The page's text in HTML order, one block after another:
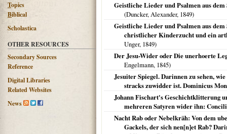
Topics
Biblical
Scholastica
OTHER RESOURCES
Secondary Sources
Reference
Digital Libraries
Related Websites
News
Geistliche Lieder und Psalmen aus
(Duncker, Alexander, 1849)
Geistliche Lieder und Psalmen aus dem
christlicher Kinderzucht und ein
Unger, 1849)
Der Jesu-Wider oder Die unerhoerte
Engelmann, 1845)
Jesuiter Spiegel. Darinnen zu sehen,
stracks zuwidder ist. Dominicus
Johann Fischart's Geschichtklitterung
mehreren Satyren wider ihn:
Nacht Rab oder Nebelkräh: Von dem
Gackels, der sich nen[n]et Rab?